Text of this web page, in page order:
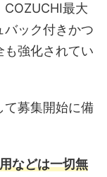
COZUCHI最大
ック付きかつ
も強化されてい
て募集開始に備
などは一切無